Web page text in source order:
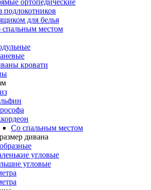
ортопедические
подлокотников
для белья
спальным местом
кровати
Со спальным местом
дивана
угловые
угловые